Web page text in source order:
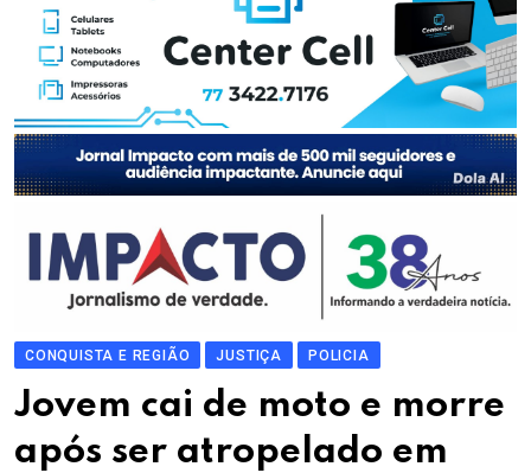
CONQUISTA E REGIÃO JUSTIÇA POLICIA
Jovem cai de moto e morre
após ser atropelado em